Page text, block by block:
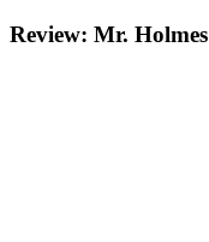
Review: Mr. Holmes